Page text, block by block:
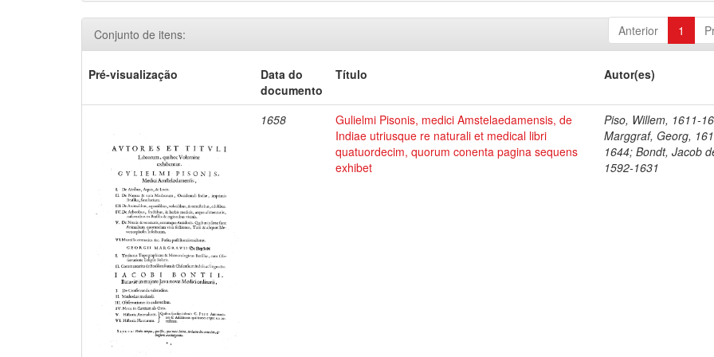
Anterior 1
Conjunto de itens:
Pré-visualização
Data do
documento
Título Autor(es)
1658
Gulielmi Pisonis, medici Amstelaedamensis, de
Indiae utriusque re naturali et medical libri
quatuordecim, quorum conenta pagina sequens
exhibet
Piso, Willem, 1611-
Marggraf, Georg,
1644; Bondt, Jacob
1592-1631